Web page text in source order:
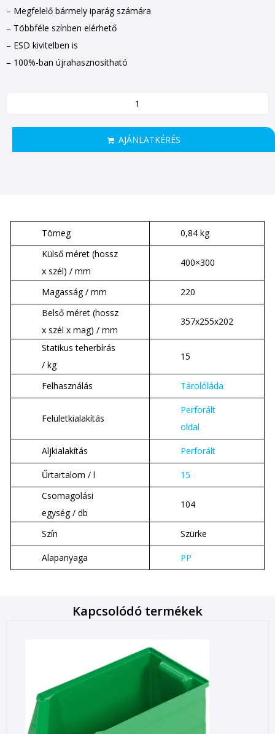
– Megfelelő bármely iparág számára
– Többféle színben elérhető
– ESD kivitelben is
– 100%-ban újrahasznosítható
AJÁNLATKÉRÉS
Tömeg
0,84 kg
Külső méret (hossz
x szél) / mm
400×300
Magasság / mm
220
Belső méret (hossz
x szél x mag) / mm
357x255x202
Statikus teherbírás
/ kg
15
Felhasználás Tárolóláda
Felületkialakítás
Perforált
oldal
Aljkialakítás Perforált
Űrtartalom / l
15
Csomagolási
egység / db
104
Szín Szürke
Alapanyaga PP
Kapcsolódó termékek